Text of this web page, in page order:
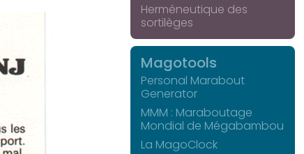
Herméneutique des
sortilèges
Magotools
Personal Marabout
Generator
MMM : Maraboutage
Mondial de Mégabambou
La MagoClock